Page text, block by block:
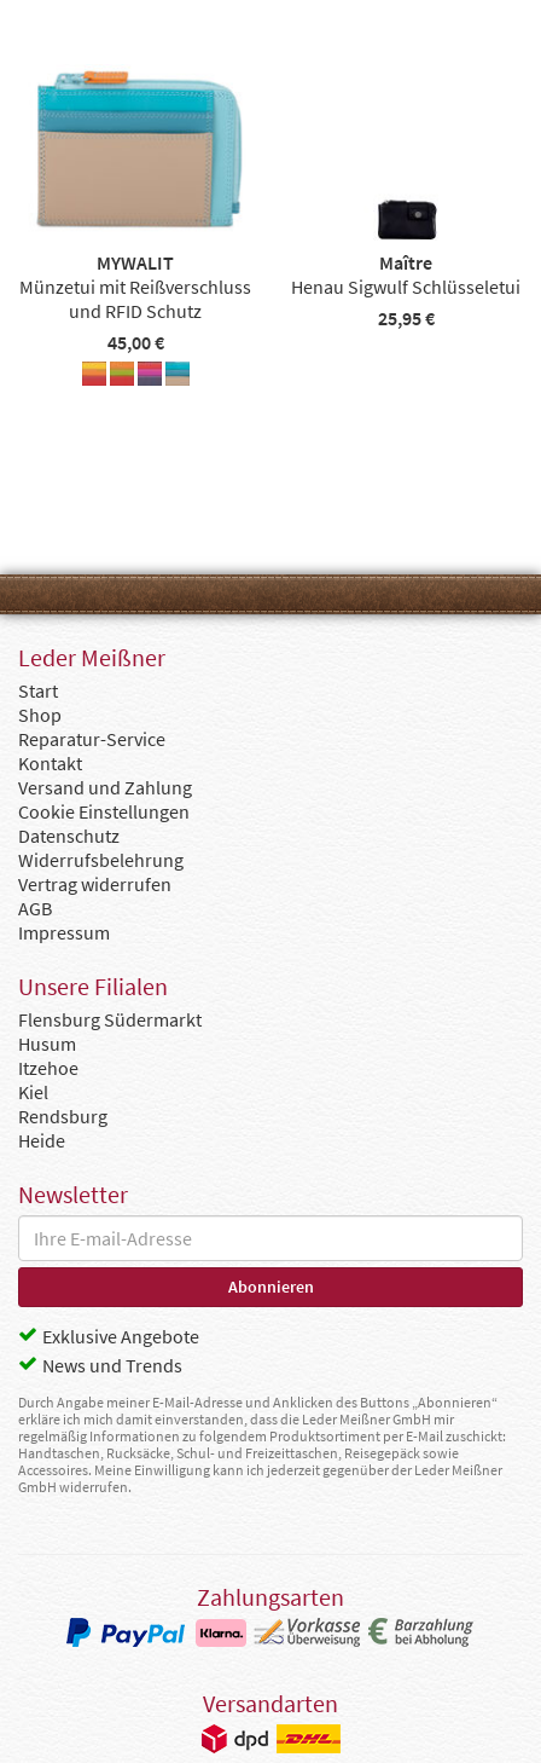
MYWALIT
Münzetui mit Reißverschluss
und RFID Schutz
45,00 €
Maître
Henau Sigwulf Schlüsseletui
25,95 €
Leder Meißner
Start
Shop
Reparatur-Service
Kontakt
Versand und Zahlung
Cookie Einstellungen
Datenschutz
Widerrufsbelehrung
Vertrag widerrufen
AGB
Impressum
Unsere Filialen
Flensburg Südermarkt
Husum
Itzehoe
Kiel
Rendsburg
Heide
Newsletter
Exklusive Angebote
News und Trends
Durch Angabe meiner E-Mail-Adresse und Anklicken des Buttons „Abonnieren“
erkläre ich mich damit einverstanden, dass die Leder Meißner GmbH mir
regelmäßig Informationen zu folgendem Produktsortiment per E-Mail zuschickt:
Handtaschen, Rucksäcke, Schul- und Freizeittaschen, Reisegepäck sowie
Accessoires. Meine Einwilligung kann ich jederzeit gegenüber der Leder Meißner
GmbH widerrufen.
Zahlungsarten
Versandarten